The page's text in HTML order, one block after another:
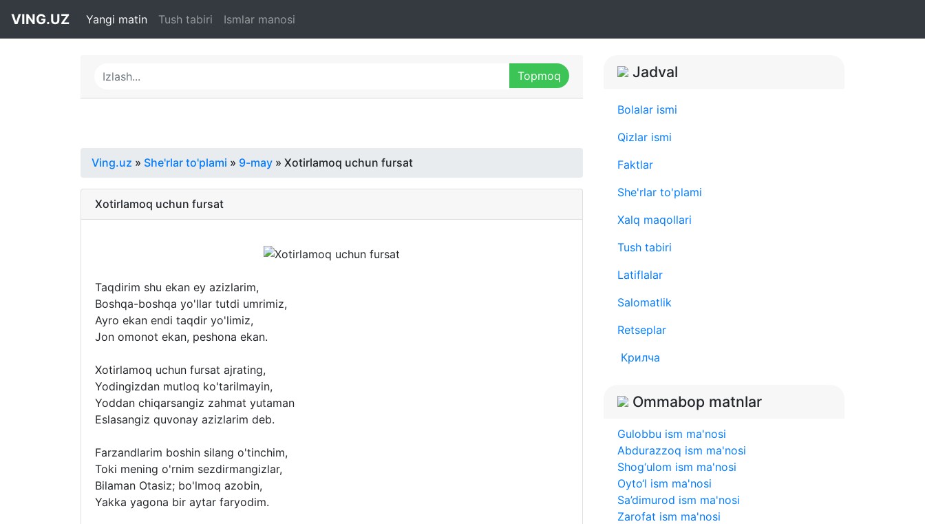
VING.UZ Yangi matin Tush tabiri Ismlar manosi
Ving.uz » She'rlar to'plami » 9-may » Xotirlamoq uchun fursat
Xotirlamoq uchun fursat
Taqdirim shu ekan ey azizlarim,
Boshqa-boshqa yo'llar tutdi umrimiz,
Ayro ekan endi taqdir yo'limiz,
Jon omonot ekan, peshona ekan.
Xotirlamoq uchun fursat ajrating,
Yodingizdan mutloq ko'tarilmayin,
Yoddan chiqarsangiz zahmat yutaman
Eslasangiz quvonay azizlarim deb.
Farzandlarim boshin silang o'tinchim,
Toki mening o'rnim sezdirmangizlar,
Bilaman Otasiz; bo'lmoq azobin,
Yakka yagona bir aytar faryodim.
Jadval
Bolalar ismi
Qizlar ismi
Faktlar
She'rlar to'plami
Xalq maqollari
Tush tabiri
Latiflalar
Salomatlik
Retseplar
Крилча
Ommabop matnlar
Gulobbu ism ma'nosi
Abdurazzoq ism ma'nosi
Shog‘ulom ism ma'nosi
Oyto‘l ism ma'nosi
Sa’dimurod ism ma'nosi
Zarofat ism ma'nosi